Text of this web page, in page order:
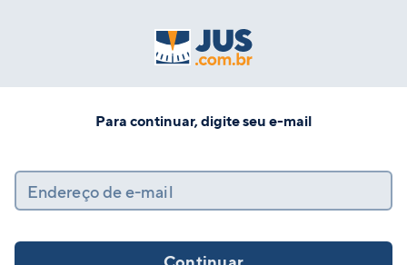
Para continuar, digite seu e-mail
Endereço de e-mail